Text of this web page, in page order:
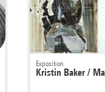
Exposition
Kristin Baker /